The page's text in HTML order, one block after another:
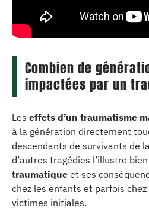
Combien de
impactées par un
Les effets d’un traumatisme
à la génération directement
descendants de survivants de
d’autres tragédies l’illustre
traumatique et ses
chez les enfants et parfois
victimes initiales.